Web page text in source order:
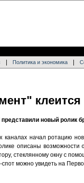
Политика и экономика
клеится
новый ролик
каналах начал ротацию
описаны возможности
стеклянному окну с
спот можно увидеть на